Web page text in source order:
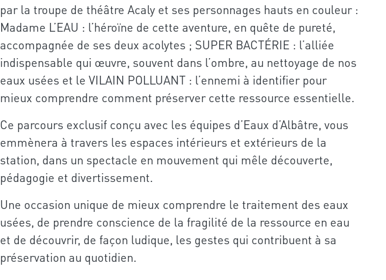
par la troupe de théâtre Acaly et ses personnages hauts en couleur :
Madame L’EAU : l’héroïne de cette aventure, en quête de pureté,
accompagnée de ses deux acolytes ; SUPER BACTÉRIE : l’alliée
indispensable qui œuvre, souvent dans l’ombre, au nettoyage de nos
eaux usées et le VILAIN POLLUANT : l’ennemi à identifier pour
mieux comprendre comment préserver cette ressource essentielle.
Ce parcours exclusif conçu avec les équipes d’Eaux d’Albâtre, vous
emmènera à travers les espaces intérieurs et extérieurs de la
station, dans un spectacle en mouvement qui mêle découverte,
pédagogie et divertissement.
Une occasion unique de mieux comprendre le traitement des eaux
usées, de prendre conscience de la fragilité de la ressource en eau
et de découvrir, de façon ludique, les gestes qui contribuent à sa
préservation au quotidien.